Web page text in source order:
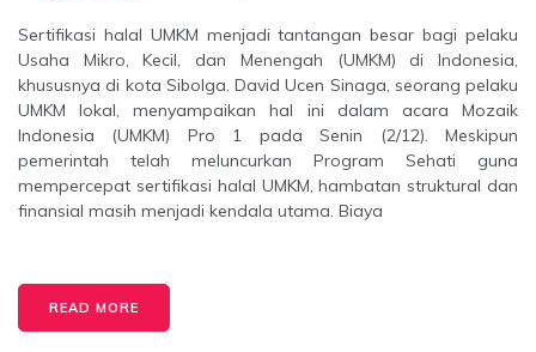
Sertifikasi halal UMKM menjadi tantangan besar bagi pelaku
Usaha Mikro, Kecil, dan Menengah (UMKM) di Indonesia,
khususnya di kota Sibolga. David Ucen Sinaga, seorang pelaku
UMKM lokal, menyampaikan hal ini dalam acara Mozaik
Indonesia (UMKM) Pro 1 pada Senin (2/12). Meskipun
pemerintah telah meluncurkan Program Sehati guna
mempercepat sertifikasi halal UMKM, hambatan struktural dan
finansial masih menjadi kendala utama. Biaya
READ MORE